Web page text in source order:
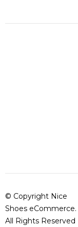
© Copyright Nice
Shoes eCommerce.
All Rights Reserved